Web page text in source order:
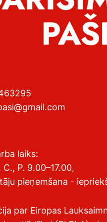
laiks:
C., P. 9.00–17.00,
pieņemšana -
par Eiropas